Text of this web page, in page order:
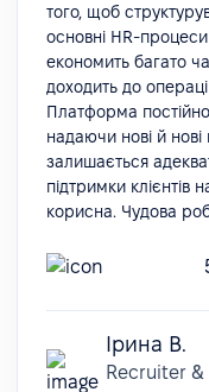
того, щоб
основні HR-
економить багато
доходить до
Платформа
надаючи нові й нові
залишається
підтримки клієнтів
корисна. Чудова
Ірина В.
Recruiter &